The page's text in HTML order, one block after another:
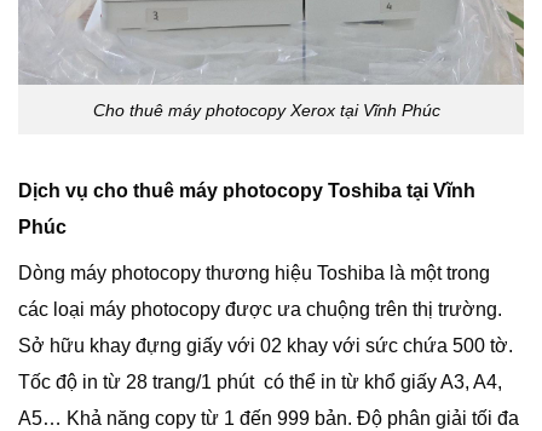
Cho thuê máy photocopy Xerox tại Vĩnh Phúc
Dịch vụ cho thuê máy photocopy Toshiba tại Vĩnh
Phúc
Dòng máy photocopy thương hiệu Toshiba là một trong
các loại máy photocopy được ưa chuộng trên thị trường.
Sở hữu khay đựng giấy với 02 khay với sức chứa 500 tờ.
Tốc độ in từ 28 trang/1 phút có thể in từ khổ giấy A3, A4,
A5… Khả năng copy từ 1 đến 999 bản. Độ phân giải tối đa